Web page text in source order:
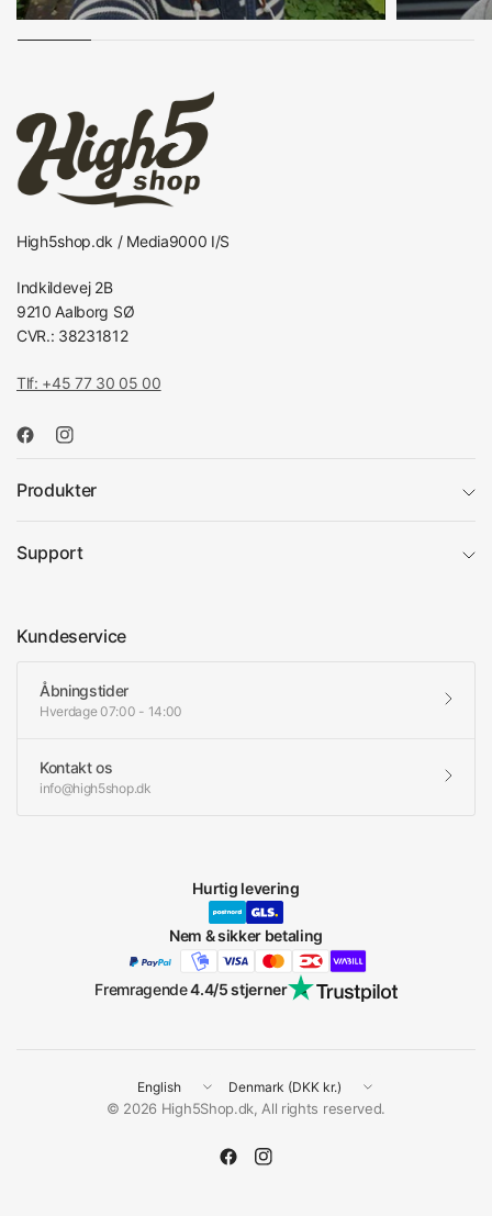
High5shop.dk / Media9000 I/S
Indkildevej 2B
9210 Aalborg SØ
CVR.: 38231812
Tlf: +45 77 30 05 00
Produkter
Support
Kundeservice
Åbningstider
Hverdage 07:00 - 14:00
Kontakt os
info@high5shop.dk
Hurtig levering
Nem & sikker betaling
Fremragende4.4/5 stjerner
Update
country/region
Update
country/region
© 2026 High5Shop.dk, All rights reserved.